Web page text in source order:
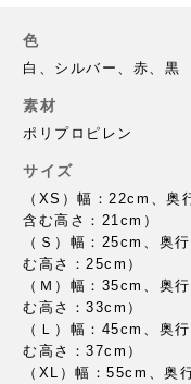
色
白、シルバー、赤、黒
素材
ポリプロピレン
サイズ
（XS）幅：22cm、
含む高さ：21cm）
（Ｓ）幅：25cm、奥
む高さ：25cm）
（Ｍ）幅：35cm、奥
む高さ：33cm）
（Ｌ）幅：45cm、奥
む高さ：37cm）
（XL）幅：55cm、奥